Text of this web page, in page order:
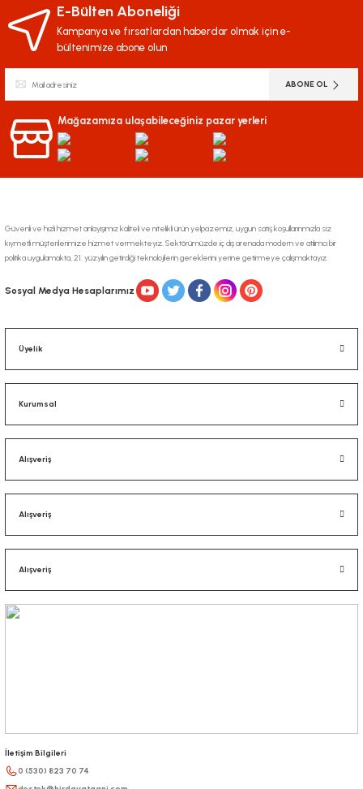
iletebilirsiniz.
Görüş ve önerileriniz için teşekkür ederiz.
Ürün açıklamasında eksik bilgiler bulunuyor.
Ürün fiyatı diğer sitelerden daha pahalı.
Bu ürüne benzer farklı alternatifler olmalı.
Gönder
E-Bülten Aboneliği
Kampanya ve fırsatlardan haberdar olmak için e-
bültenimize abone olun
ABONE OL
Mağazamıza ulaşabileceğiniz pazar yerleri
Güvenli ve hızlı hizmet anlayışımız kaliteli ve nitelikli ürün yelpazemiz, uygun satış koşullarınmızla siz
kıymetli müşterilerimize hizmet vermekteyiz. Sektörümüzde iç dış arenada modern ve atılımcı bir
politika uygulamakta, 21. yüzyılın getirdiği teknolojilerin gereklerini yerine getirmeye çalışmaktayız.
Sosyal Medya Hesaplarımız
Üyelik
Kurumsal
Alışveriş
Alışveriş
Alışveriş
İletişim Bilgileri
0 (530) 823 70 74